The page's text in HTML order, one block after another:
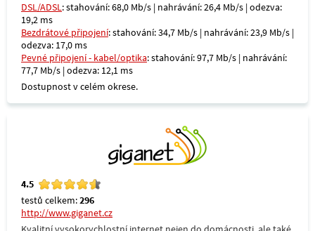
DSL/ADSL: stahování: 68,0 Mb/s | nahrávání: 26,4 Mb/s | odezva:
19,2 ms
Bezdrátové připojení: stahování: 34,7 Mb/s | nahrávání: 23,9 Mb/s |
odezva: 17,0 ms
Pevné připojení - kabel/optika: stahování: 97,7 Mb/s | nahrávání:
77,7 Mb/s | odezva: 12,1 ms
Dostupnost v celém okrese.
4.5
testů celkem:296
http://www.giganet.cz